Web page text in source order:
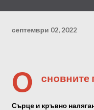
септември 02, 2022
О сновните
Сърце и кръвно